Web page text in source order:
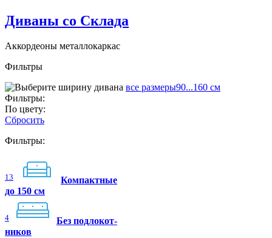
Диваны со Склада
Аккордеоны металлокаркас
Фильтры
все размеры90...160 см
Фильтры:
По цвету:
Сбросить
Фильтры:
13
Компактные
до 150 см
4
Без подлокот-
ников